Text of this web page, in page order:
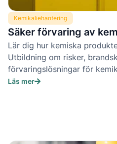
Kemikaliehantering
Säker förvaring av
Lär dig hur kemiska
Utbildning om risker,
förvaringslösningar för
Läs mer